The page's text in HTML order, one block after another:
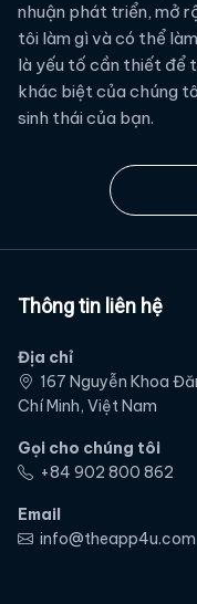
nhuận phát triển, mở
tôi làm gì và có thể
là yếu tố cần thiết để
khác biệt của chúng
sinh thái của bạn.
Thông tin liên hệ
Địa chỉ
167 Nguyễn Khoa
Chí Minh, Việt Nam
Gọi cho chúng tôi
‭+84 902 800 862‬
Email
info@theapp4u.com